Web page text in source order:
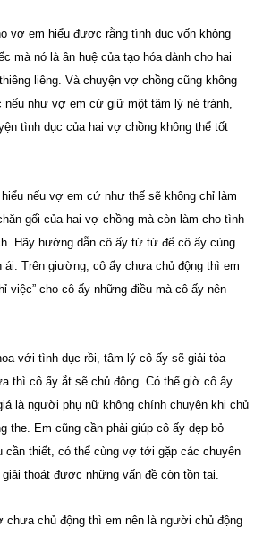
vợ em hiểu được rằng tình dục vốn không
mà nó là ân huệ của tạo hóa dành cho hai
liêng. Và chuyện vợ chồng cũng không
nếu như vợ em cứ giữ một tâm lý né tránh,
tình dục của hai vợ chồng không thể tốt
nếu vợ em cứ như thế sẽ không chỉ làm
gối của hai vợ chồng mà còn làm cho tình
Hãy hướng dẫn cô ấy từ từ để cô ấy cùng
ái. Trên giường, cô ấy chưa chủ động thì em
việc” cho cô ấy những điều mà cô ấy nên
với tình dục rồi, tâm lý cô ấy sẽ giải tỏa
thì cô ấy ắt sẽ chủ động. Có thể giờ cô ấy
là người phụ nữ không chính chuyên khi chủ
the. Em cũng cần phải giúp cô ấy dẹp bỏ
cần thiết, có thể cùng vợ tới gặp các chuyên
thoát được những vấn đề còn tồn tại.
chưa chủ động thì em nên là người chủ động